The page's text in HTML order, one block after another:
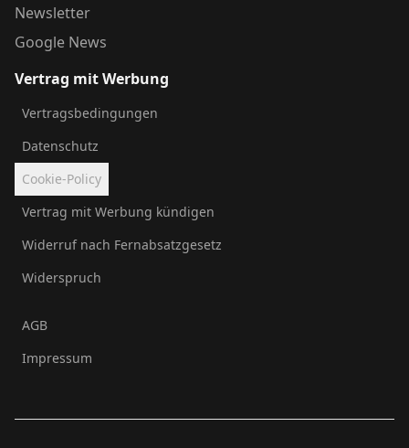
Newsletter
Google News
Vertrag mit Werbung
Vertragsbedingungen
Datenschutz
Cookie-Policy
Vertrag mit Werbung kündigen
Widerruf nach Fernabsatzgesetz
Widerspruch
AGB
Impressum